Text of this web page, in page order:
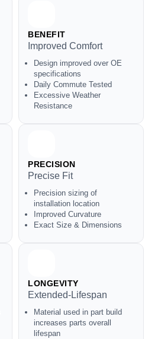
BENEFIT
Improved Comfort
Design improved over OE
specifications
Daily Commute Tested
Excessive Weather
Resistance
PRECISION
Precise Fit
Precision sizing of
installation location
Improved Curvature
Exact Size & Dimensions
LONGEVITY
Extended-Lifespan
Material used in part build
increases parts overall
lifespan